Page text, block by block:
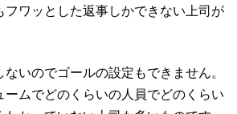
フワッとした返事しかできない上司が
いのでゴールの設定もできません。
ームでどのくらいの人員でどのくらい